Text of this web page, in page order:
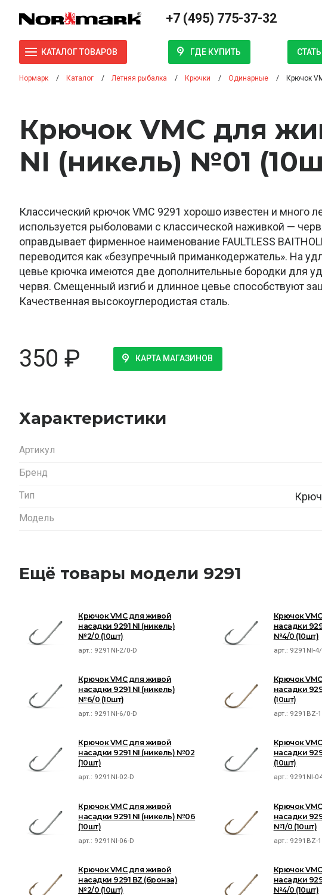
+7 (495) 775-37-32
КАТАЛОГ ТОВАРОВ ГДЕ КУПИТЬ
Нормарк Каталог Летняя рыбалка Крючки Одинарные Крючок
Крючок VMC для
NI (никель) №01
Классический крючок VMC 9291 хорошо известен и много
используется рыболовами с классической наживкой —
оправдывает фирменное наименование FAULTLESS
переводится как «безупречный приманкодержатель». На
цевье крючка имеются две дополнительные бородки для
червя. Смещенный изгиб и длинное цевье способствуют
Качественная высокоуглеродистая сталь.
350 ₽ КАРТА МАГАЗИНОВ
Характеристики
Артикул
Бренд
Тип
Модель
Ещё товары модели 9291
Крючок VMC для живой
насадки 9291 NI (никель)
№2/0 (10шт)
арт.: 9291NI-2/0-D
Крючок
насадки
№4/0 (10шт)
арт.: 9291NI-
Крючок VMC для живой
насадки 9291 NI (никель)
№6/0 (10шт)
арт.: 9291NI-6/0-D
Крючок
насадки
(10шт)
арт.: 9291BZ-
Крючок VMC для живой
насадки 9291 NI (никель) №02
(10шт)
арт.: 9291NI-02-D
Крючок
насадки
(10шт)
арт.: 9291NI-
Крючок VMC для живой
насадки 9291 NI (никель) №06
(10шт)
арт.: 9291NI-06-D
Крючок
насадки
№1/0 (10шт)
арт.: 9291BZ-
Крючок VMC для живой
насадки 9291 BZ (бронза)
№2/0 (10шт)
Крючок
насадки
№4/0 (10шт)